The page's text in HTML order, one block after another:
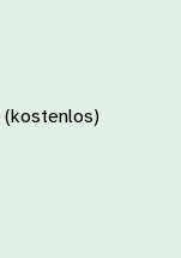
(kostenlos)